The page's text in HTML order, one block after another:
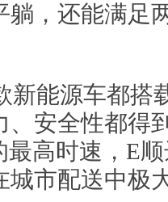
躺，还能满足
新能源车都搭
、安全性都得
最高时速，E
城市配送中极